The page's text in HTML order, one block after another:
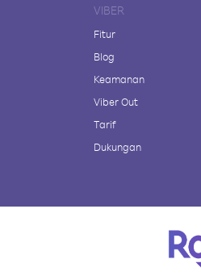
VIBER
Fitur
Blog
Keamanan
Viber Out
Tarif
Dukungan